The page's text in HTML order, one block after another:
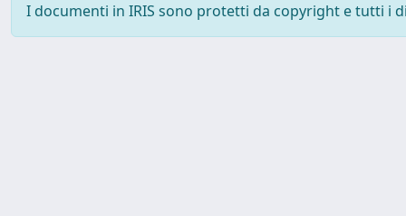
I documenti in IRIS sono protetti da copyright e tutti i